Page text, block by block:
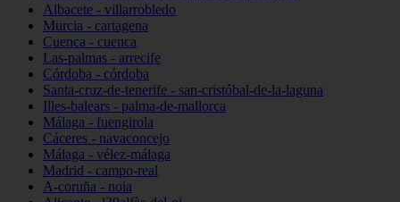
Albacete - villarrobledo
Murcia - cartagena
Cuenca - cuenca
Las-palmas - arrecife
Córdoba - córdoba
Santa-cruz-de-tenerife - san-cristóbal-de-la-laguna
Illes-balears - palma-de-mallorca
Málaga - fuengirola
Cáceres - navaconcejo
Málaga - vélez-málaga
Madrid - campo-real
A-coruña - noia